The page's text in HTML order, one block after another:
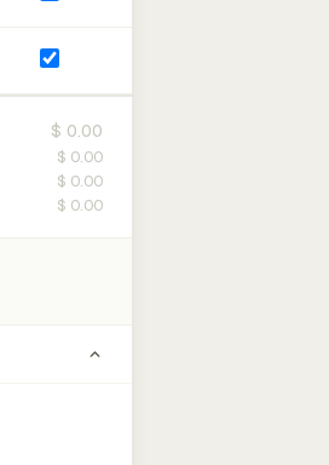
$ 0.00
$ 0.00
$ 0.00
$ 0.00